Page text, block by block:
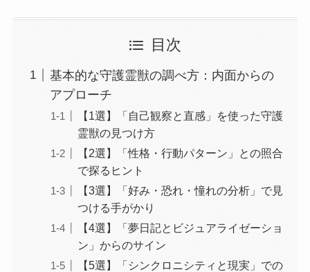
目次
基本的な守護霊獣の調べ方：内面からの
アプローチ
【1選】「自己観察と直感」を使った守護
霊獣の見つけ方
【2選】「性格・行動パターン」との照合
で探るヒント
【3選】「好み・恐れ・憧れの分析」で見
つける手がかり
【4選】「夢日記とビジュアライゼーショ
ン」からのサイン
【5選】「シンクロニシティと現実」での